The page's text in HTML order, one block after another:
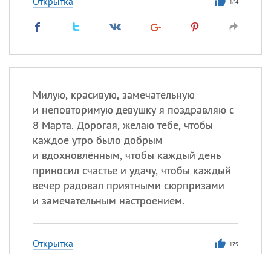
164
Милую, красивую, замечательную
и неповторимую девушку я поздравляю с
8 Марта. Дорогая, желаю тебе, чтобы
каждое утро было добрым
и вдохновлённым, чтобы каждый день
приносил счастье и удачу, чтобы каждый
вечер радовал приятными сюрпризами
и замечательным настроением.
Открытка 179